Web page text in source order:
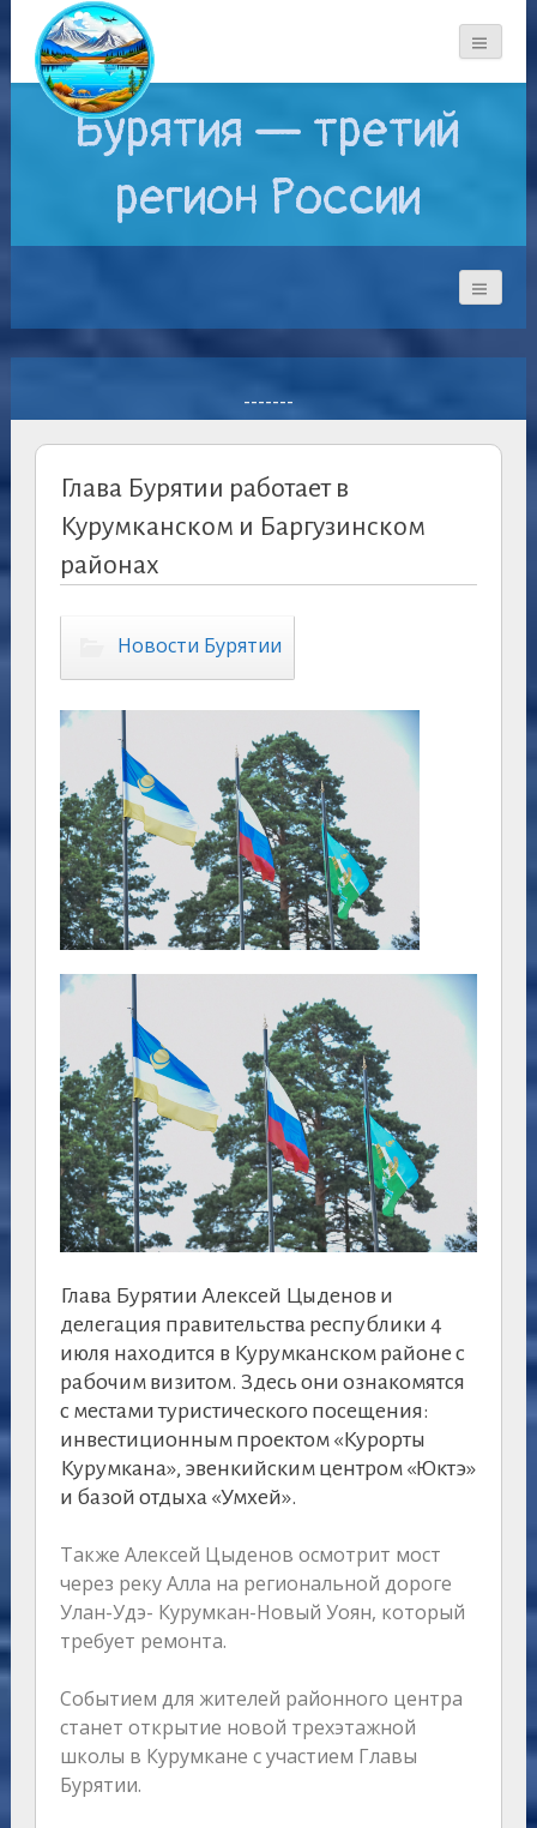
Бурятия — третий
регион России
-------
Глава Бурятии работает в
Курумканском и Баргузинском
районах
Новости Бурятии
Глава Бурятии Алексей Цыденов и
делегация правительства республики 4
июля находится в Курумканском районе с
рабочим визитом. Здесь они ознакомятся
с местами туристического посещения:
инвестиционным проектом «Курорты
Курумкана», эвенкийским центром «Юктэ»
и базой отдыха «Умхей».
Также Алексей Цыденов осмотрит мост
через реку Алла на региональной дороге
Улан-Удэ- Курумкан-Новый Уоян, который
требует ремонта.
Событием для жителей районного центра
станет открытие новой трехэтажной
школы в Курумкане с участием Главы
Бурятии.